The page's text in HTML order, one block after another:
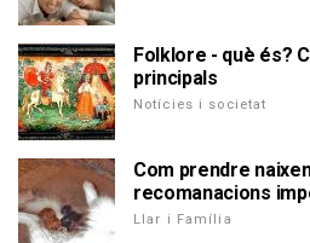
Folklore - què és?
principals
Notícies i societat
Com prendre
recomanacions
Llar i Família